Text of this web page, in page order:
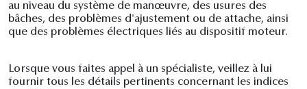
au niveau du système de manœuvre, des usures des
bâches, des problèmes d'ajustement ou de attache, ainsi
que des problèmes électriques liés au dispositif moteur.
Lorsque vous faites appel à un spécialiste, veillez à lui
fournir tous les détails pertinents concernant les indices